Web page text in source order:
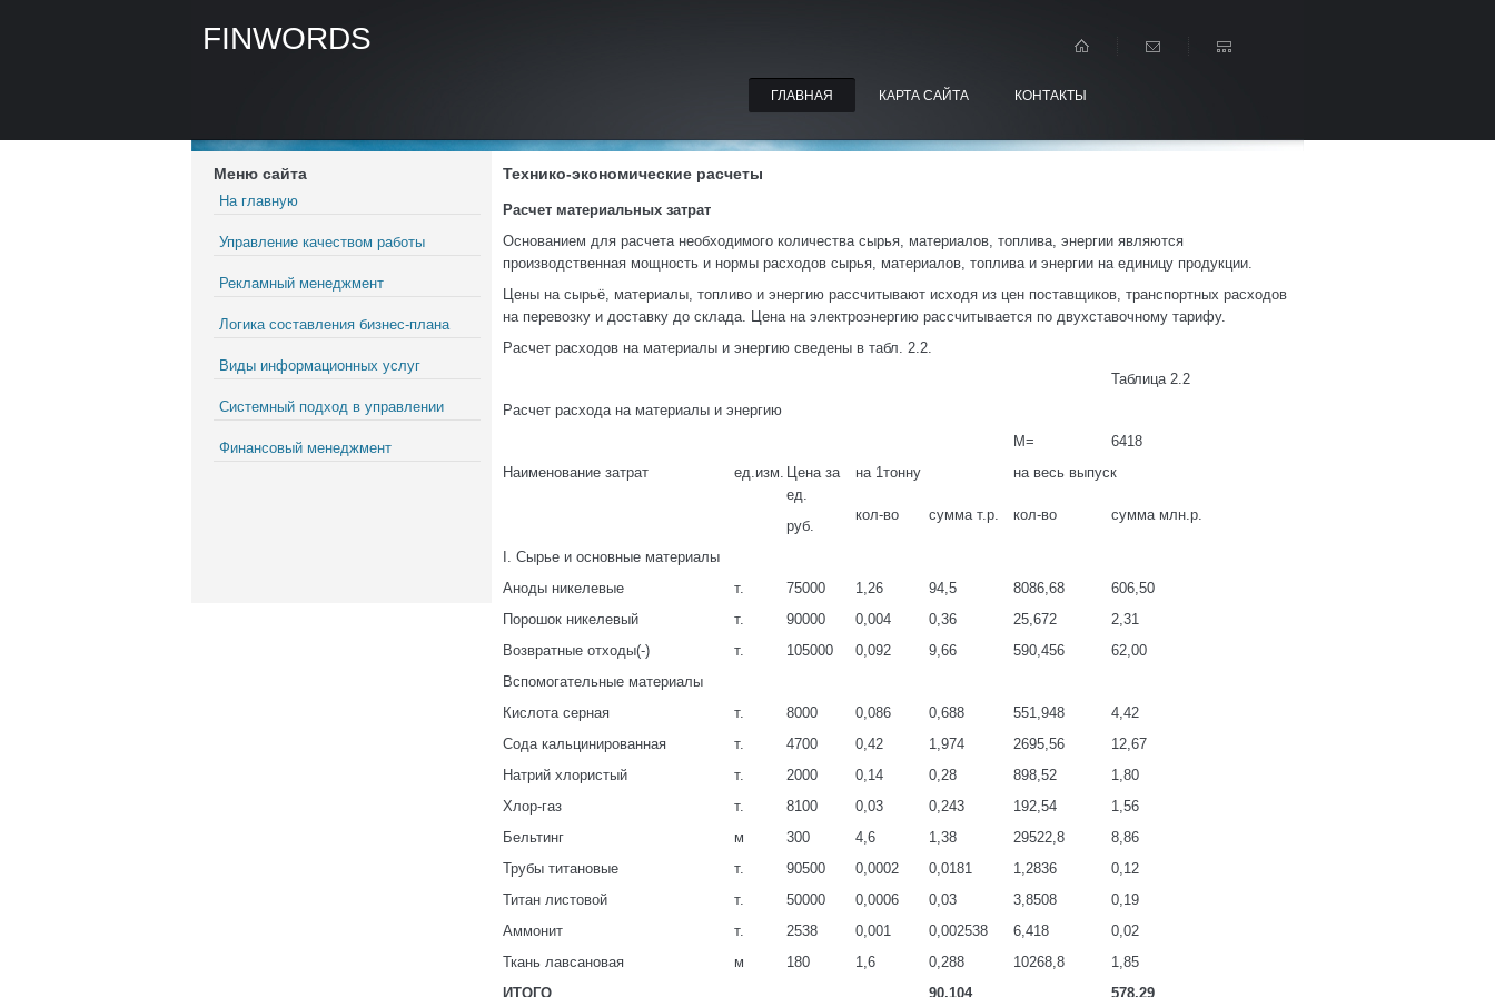
FINWORDS
ГЛАВНАЯ КАРТА САЙТА КОНТАКТЫ
Меню сайта
На главную
Управление качеством работы
Рекламный менеджмент
Логика составления бизнес-плана
Виды информационных услуг
Системный подход в управлении
Финансовый менеджмент
Технико-экономические расчеты
Расчет материальных затрат
Основанием для расчета необходимого количества сырья, материалов, топлива, энергии являются
производственная мощность и нормы расходов сырья, материалов, топлива и энергии на единицу продукции.
Цены на сырьё, материалы, топливо и энергию рассчитывают исходя из цен поставщиков, транспортных расходов
на перевозку и доставку до склада. Цена на электроэнергию рассчитывается по двухставочному тарифу.
Расчет расходов на материалы и энергию сведены в табл. 2.2.
Таблица 2.2
Расчет расхода на материалы и энергию
М=
6418
Наименование затрат
ед.изм. Цена за
ед.
руб.
на 1тонну на весь выпуск
кол-во сумма т.р. кол-во сумма млн.р.
I. Сырье и основные материалы
Аноды никелевые
т. 75000 1,26 94,5 8086,68
606,50
Порошок никелевый
т. 90000 0,004 0,36 25,672
2,31
Возвратные отходы(-)
т. 105000 0,092 9,66 590,456
62,00
Вспомогательные материалы
Кислота серная
т. 8000 0,086 0,688 551,948
4,42
Сода кальцинированная
т. 4700 0,42 1,974 2695,56
12,67
Натрий хлористый
т. 2000 0,14 0,28 898,52
1,80
Хлор-газ
т. 8100 0,03 0,243 192,54
1,56
Бельтинг
м 300 4,6 1,38 29522,8
8,86
Трубы титановые
т. 90500 0,0002 0,0181 1,2836
0,12
Титан листовой
т. 50000 0,0006 0,03 3,8508
0,19
Аммонит
т. 2538 0,001 0,002538 6,418
0,02
Ткань лавсановая
м 180 1,6 0,288 10268,8
1,85
ИТОГО
90,104 578,29